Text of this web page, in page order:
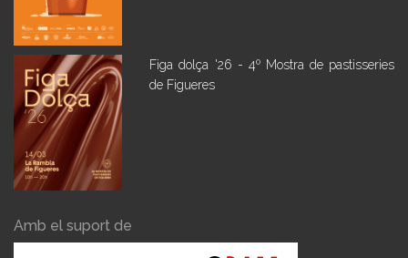
Figa dolça '26 - 4º Mostra de pastisseries
de Figueres
Amb el suport de